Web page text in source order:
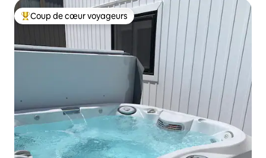
Coups de cœur voyageurs les plus appréciés
Coup de cœur voyageurs